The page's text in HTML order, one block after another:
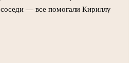
— все помогали Кириллу